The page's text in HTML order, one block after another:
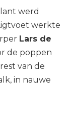
werd
werkte
Lars de
de poppen
van de
in nauwe